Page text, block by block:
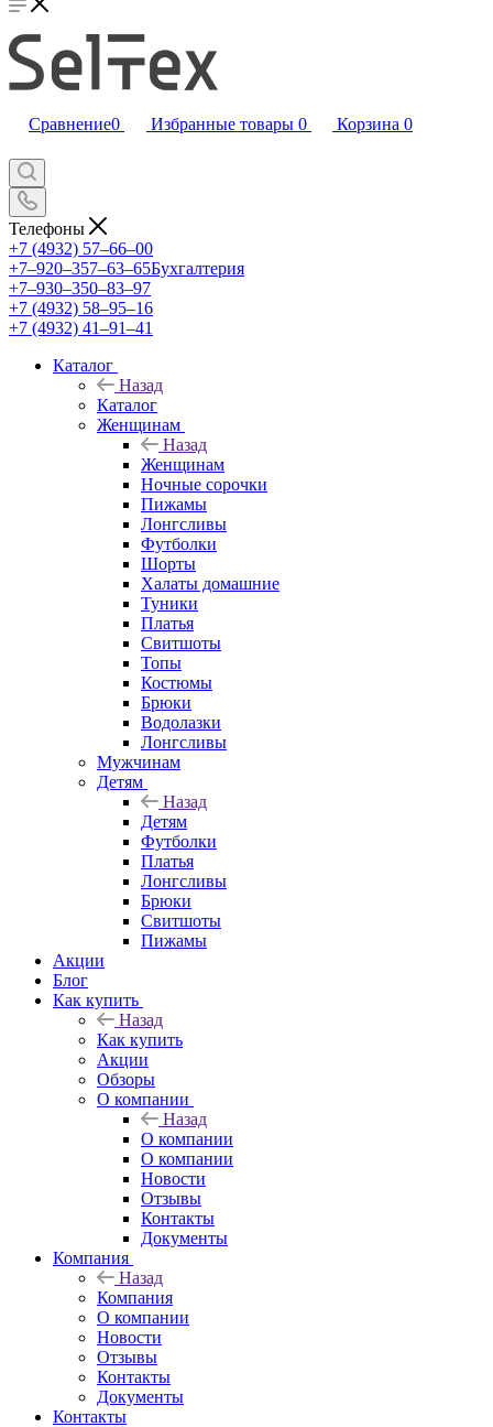
Сравнение0 Избранные товары 0 Корзина 0
Телефоны
+7 (4932) 57‒66‒00
+7‒920‒357‒63‒65Бухгалтерия
+7‒930‒350‒83‒97
+7 (4932) 58‒95‒16
+7 (4932) 41‒91‒41
Каталог
Назад
Каталог
Женщинам
Назад
Женщинам
Ночные сорочки
Пижамы
Лонгсливы
Футболки
Шорты
Халаты домашние
Туники
Платья
Свитшоты
Топы
Костюмы
Брюки
Водолазки
Лонгсливы
Мужчинам
Детям
Назад
Детям
Футболки
Платья
Лонгсливы
Брюки
Свитшоты
Пижамы
Акции
Блог
Как купить
Назад
Как купить
Акции
Обзоры
О компании
Назад
О компании
О компании
Новости
Отзывы
Контакты
Документы
Компания
Назад
Компания
О компании
Новости
Отзывы
Контакты
Документы
Контакты